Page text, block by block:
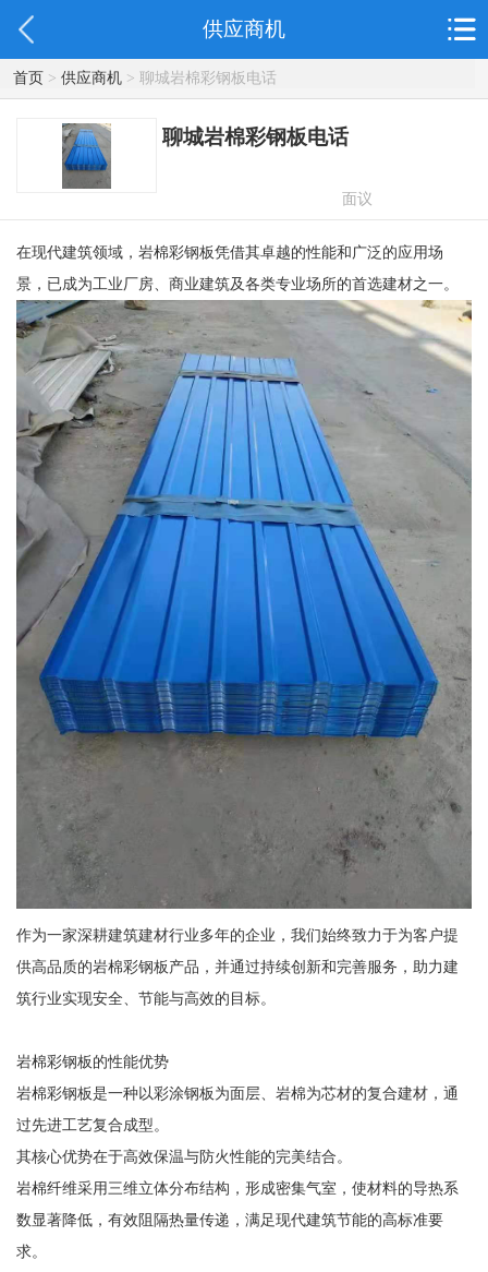
供应商机
首页> 供应商机> 聊城岩棉彩钢板电话
聊城岩棉彩钢板电话
面议
在现代建筑领域，岩棉彩钢板凭借其卓越的性能和广泛的应用场
景，已成为工业厂房、商业建筑及各类专业场所的首选建材之一。
作为一家深耕建筑建材行业多年的企业，我们始终致力于为客户提
供高品质的岩棉彩钢板产品，并通过持续创新和完善服务，助力建
筑行业实现安全、节能与高效的目标。
岩棉彩钢板的性能优势
岩棉彩钢板是一种以彩涂钢板为面层、岩棉为芯材的复合建材，通
过先进工艺复合成型。
其核心优势在于高效保温与防火性能的完美结合。
岩棉纤维采用三维立体分布结构，形成密集气室，使材料的导热系
数显著降低，有效阻隔热量传递，满足现代建筑节能的高标准要
求。